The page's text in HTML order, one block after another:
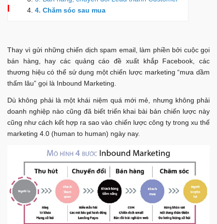
4. Chăm sóc sau mua
Thay vì gửi những chiến dịch spam email, làm phiền bởi cuộc gọi
bán hàng, hay các quảng cáo đề xuất khắp Facebook, các
thương hiệu có thể sử dụng một chiến lược marketing “mưa dầm
thấm lâu” gọi là Inbound Marketing.
Dù không phải là một khái niệm quá mới mẻ, nhưng không phải
doanh nghiệp nào cũng đã biết triển khai bài bản chiến lược này
cũng như cách kết hợp ra sao vào chiến lược công ty trong xu thế
marketing 4.0 (human to human) ngày nay.